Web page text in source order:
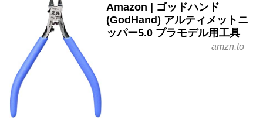
Amazon | ゴッドハンド
(GodHand) アルティメットニ
ッパー5.0 プラモデル用工具
amzn.to